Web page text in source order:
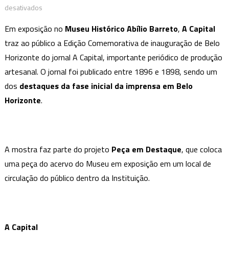
desativadosem
A
Capital
Em exposição no Museu Histórico Abílio Barreto, A Capital
traz ao público a Edição Comemorativa de inauguração de Belo
Horizonte do jornal A Capital, importante periódico de produção
artesanal. O jornal foi publicado entre 1896 e 1898, sendo um
dos destaques da fase inicial da imprensa em Belo
Horizonte.
A mostra faz parte do projeto Peça em Destaque, que coloca
uma peça do acervo do Museu em exposição em um local de
circulação do público dentro da Instituição.
A Capital